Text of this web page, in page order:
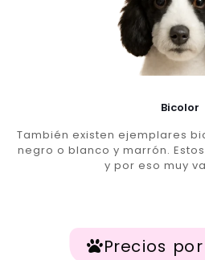
Bicolor
También existen ejemplares
negro o blanco y marrón.
y por eso muy
Precios